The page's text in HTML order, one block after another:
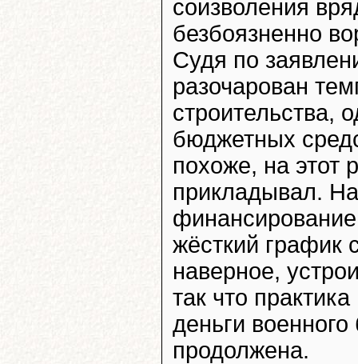
соизволения
безбоязненно
Судя по
разочарован
строительства,
бюджетных
похоже, на этот
прикладывал.
жёсткий график
наверное,
так что
деньги
продолжена.